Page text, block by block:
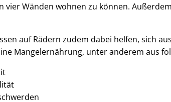
vier Wänden wohnen zu können.
auf Rädern zudem dabei helfen, sich
Mangelernährung, unter anderem aus